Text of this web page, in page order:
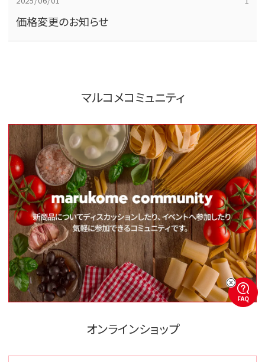
価格変更のお知らせ
マルコメコミュニティ
オンラインショップ
FAQ